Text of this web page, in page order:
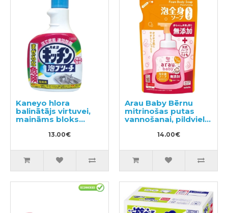
Kaneyo hlora
balinātājs virtuvei,
maināms bloks
13.00€
Arau Baby Bērnu
mitrinošas putas
vannošanai, pildviela
14.00€